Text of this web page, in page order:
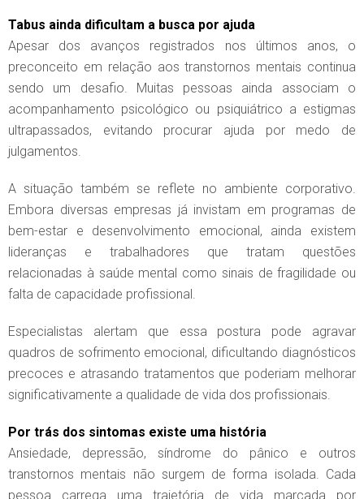
Tabus ainda dificultam a busca por ajuda
Apesar dos avanços registrados nos últimos anos, o
preconceito em relação aos transtornos mentais continua
sendo um desafio. Muitas pessoas ainda associam o
acompanhamento psicológico ou psiquiátrico a estigmas
ultrapassados, evitando procurar ajuda por medo de
julgamentos.
A situação também se reflete no ambiente corporativo.
Embora diversas empresas já invistam em programas de
bem-estar e desenvolvimento emocional, ainda existem
lideranças e trabalhadores que tratam questões
relacionadas à saúde mental como sinais de fragilidade ou
falta de capacidade profissional.
Especialistas alertam que essa postura pode agravar
quadros de sofrimento emocional, dificultando diagnósticos
precoces e atrasando tratamentos que poderiam melhorar
significativamente a qualidade de vida dos profissionais.
Por trás dos sintomas existe uma história
Ansiedade, depressão, síndrome do pânico e outros
transtornos mentais não surgem de forma isolada. Cada
pessoa carrega uma trajetória de vida marcada por